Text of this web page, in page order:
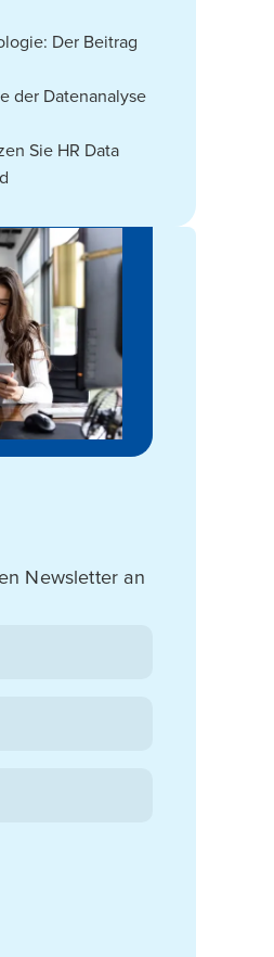
Der Beitrag
der Datenanalyse
Sie HR Data
Newsletter an